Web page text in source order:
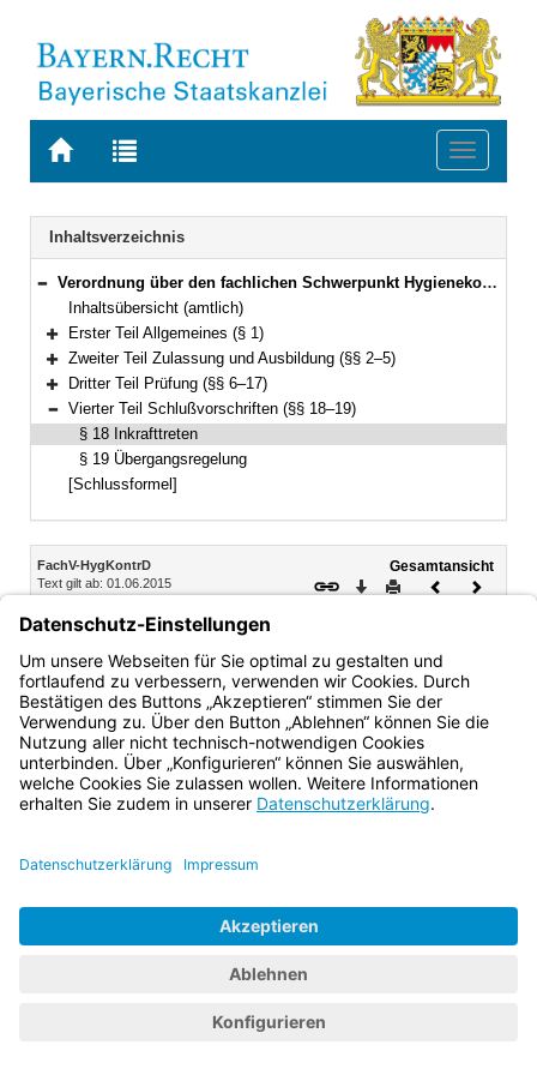
Zur
BAYERN.RECHT
Zur
letzten
Suche
Toggle
Navigation
Inhaltsverzeichnis
Bereich reduzieren
Verordnung über den fachlichen Schwerpunkt Hygienekontrolldienst in der Fachlaufbahn Gesundheit (FachV-HygKontrD) Vom 9. September 1990 (GVBl. S. 463) BayRS 2038-3-2-15-I (§§ 1–19)
Inhaltsübersicht (amtlich)
Bereich erweitern
Erster Teil Allgemeines (§ 1)
Bereich erweitern
Zweiter Teil Zulassung und Ausbildung (§§ 2–5)
Bereich erweitern
Dritter Teil Prüfung (§§ 6–17)
Bereich reduzieren
Vierter Teil Schlußvorschriften (§§ 18–19)
§ 18 Inkrafttreten
§ 19 Übergangsregelung
[Schlussformel]
Inhalt
FachV-HygKontrD
Text gilt ab: 01.06.2015
Gesamtansicht
Download
DruckenVorheriges
Diese Verordnung tritt am 1. November 1990 in Kraft.
Bayern.de
BayernPortal
Impressum